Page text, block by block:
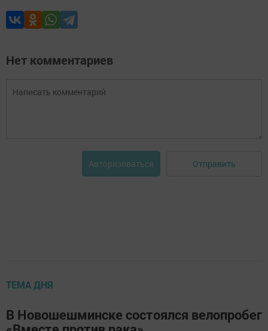
Нет комментариев
Авторизоваться Отправить
ТЕМА ДНЯ
В Новошешминске состоялся велопробег